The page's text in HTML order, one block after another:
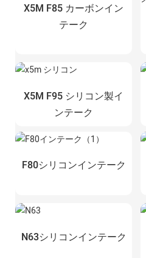
X5M F85 カーボンイン
テーク
X5M F95 シリコン製イ
ンテーク
F80シリコンインテーク
N63シリコンインテーク